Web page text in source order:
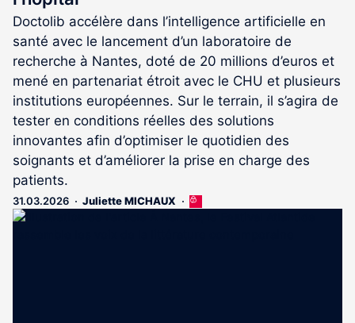
Doctolib accélère dans l’intelligence artificielle en
santé avec le lancement d’un laboratoire de
recherche à Nantes, doté de 20 millions d’euros et
mené en partenariat étroit avec le CHU et plusieurs
institutions européennes. Sur le terrain, il s’agira de
tester en conditions réelles des solutions
innovantes afin d’optimiser le quotidien des
soignants et d’améliorer la prise en charge des
patients.
31.03.2026 Juliette MICHAUX
Cet